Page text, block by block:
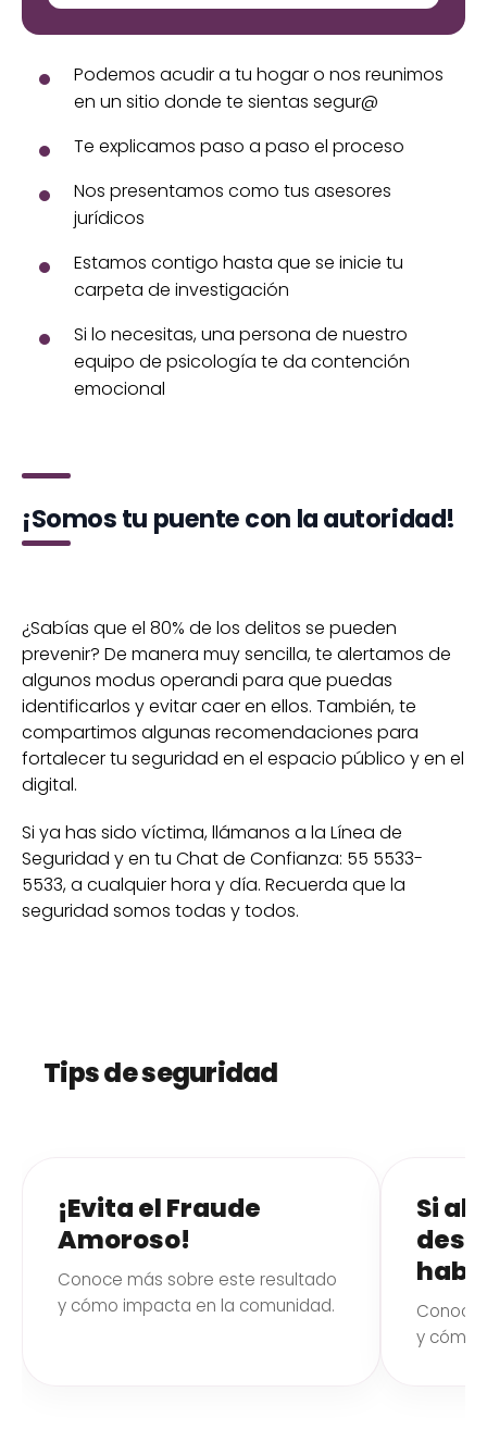
Podemos acudir a tu hogar o nos reunimos
en un sitio donde te sientas segur@
Te explicamos paso a paso el proceso
Nos presentamos como tus asesores
jurídicos
Estamos contigo hasta que se inicie tu
carpeta de investigación
Si lo necesitas, una persona de nuestro
equipo de psicología te da contención
emocional
¡Somos tu puente con la autoridad!
¿Sabías que el 80% de los delitos se pueden
prevenir? De manera muy sencilla, te alertamos de
algunos modus operandi para que puedas
identificarlos y evitar caer en ellos. También, te
compartimos algunas recomendaciones para
fortalecer tu seguridad en el espacio público y en el
digital.
Si ya has sido víctima, llámanos a la Línea de
Seguridad y en tu Chat de Confianza: 55 5533-
5533, a cualquier hora y día. Recuerda que la
seguridad somos todas y todos.
Tips de seguridad
¡Evita el Fraude
Amoroso!
Conoce más sobre este resultado
y cómo impacta en la comunidad.
Si al
Conoce
y cómo